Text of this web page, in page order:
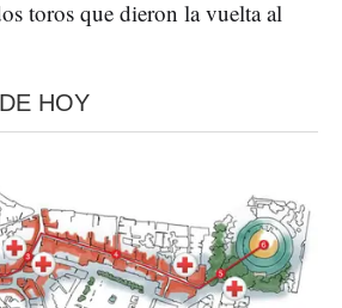
toros que dieron la vuelta al
HOY